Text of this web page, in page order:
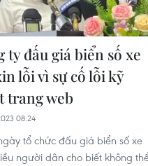
ty đấu giá biển số xe
lỗi vì sự cố lỗi kỹ
trang web
08:24
tổ chức đấu giá biển số xe
người dân cho biết không